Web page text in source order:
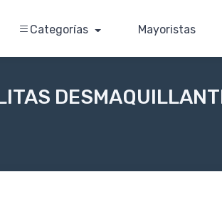
Categorías Mayoristas